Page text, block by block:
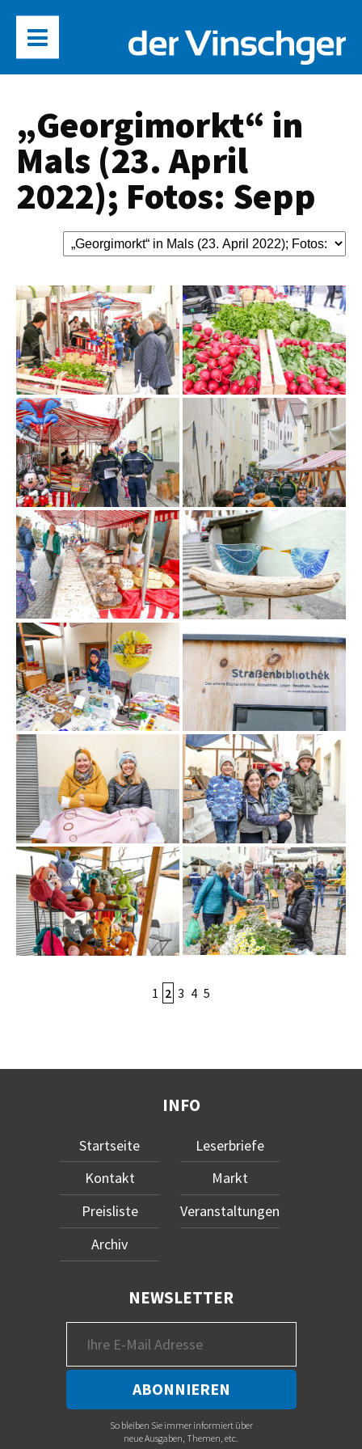
„Georgimorkt“ in
Mals (23. April
2022); Fotos: Sepp
1 2 3 4 5
INFO
Startseite
Kontakt
Preisliste
Archiv
Leserbriefe
Markt
Veranstaltungen
NEWSLETTER
So bleiben Sie immer informiert über
neue Ausgaben, Themen, etc.